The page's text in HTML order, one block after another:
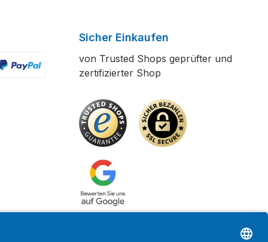
Sicher Einkaufen
von Trusted Shops geprüfter und
zertifizierter Shop